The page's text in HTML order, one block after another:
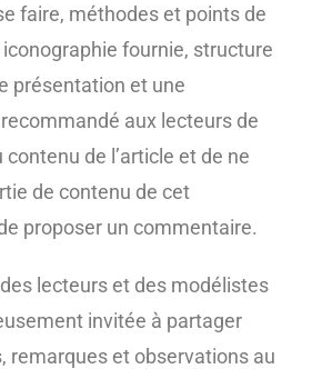
faire, méthodes et points de
fournie, structure
présentation et une
aux lecteurs de
contenu de l’article et de ne
de contenu de cet
proposer un commentaire.
lecteurs et des modélistes
invitée à partager
remarques et observations au